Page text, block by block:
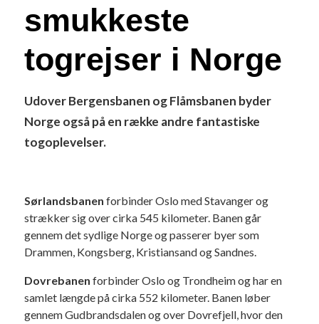
smukkeste
togrejser i Norge
Udover Bergensbanen og Flåmsbanen byder
Norge også på en række andre fantastiske
togoplevelser.
Sørlandsbanen forbinder Oslo med Stavanger og
strækker sig over cirka 545 kilometer. Banen går
gennem det sydlige Norge og passerer byer som
Drammen, Kongsberg, Kristiansand og Sandnes.
Dovrebanen forbinder Oslo og Trondheim og har en
samlet længde på cirka 552 kilometer. Banen løber
gennem Gudbrandsdalen og over Dovrefjell, hvor den